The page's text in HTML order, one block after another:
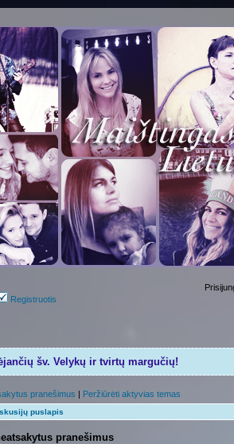
Registruotis
šv. Velykų ir tvirtų margučių!
pranešimus | Peržiūrėti aktyvias temas
puslapis
pranešimus